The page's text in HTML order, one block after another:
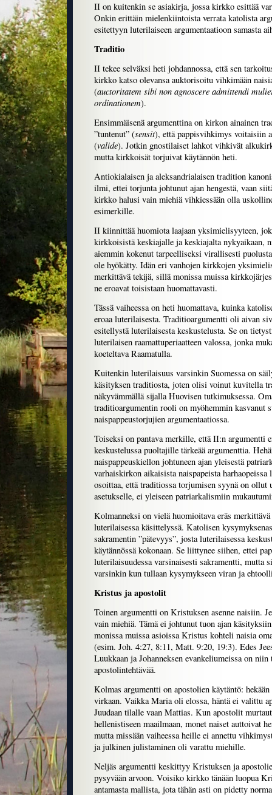
II on kuitenkin se asiakirja, jossa kirkko esittää
Onkin erittäin mielenkiintoista verrata katolista
esitettyyn luterilaiseen argumentaatioon samasta
Traditio
II tekee selväksi heti johdannossa, että sen
kirkko katso olevansa auktorisoitu vihkimään
(auctoritatem sibi non agnoscere admittendi
ordinationem).
Ensimmäisenä argumenttina on kirkon ainainen
”tuntenut” (sensit), että pappisvihkimys voitaisiin
(valide). Jotkin gnostilaiset lahkot vihkivät
mutta kirkkoisät torjuivat käytännön heti.
Antiokialaisen ja aleksandrialaisen tradition
ilmi, ettei torjunta johtunut ajan hengestä, vaan
kirkko halusi vain miehiä vihkiessään olla
esimerkille.
II kiinnittää huomiota laajaan yksimielisyyteen,
kirkkoisistä keskiajalle ja keskiajalta nykyaikaan,
aiemmin kokenut tarpeelliseksi virallisesti
ole hyökätty. Idän eri vanhojen kirkkojen
merkittävä tekijä, sillä monissa muissa
ne eroavat toisistaan huomattavasti.
Tässä vaiheessa on heti huomattava, kuinka
eroaa luterilaisesta. Traditioargumentti oli aivan
esitellystä luterilaisesta keskustelusta. Se on
luterilaisen raamattuperiaatteen valossa, jonka
koeteltava Raamatulla.
Kuitenkin luterilaisuus varsinkin Suomessa on
käsityksen traditiosta, joten olisi voinut kuvitella
näkyvämmällä sijalla Huovisen tutkimuksessa.
traditioargumentin rooli on myöhemmin kasvanut
naispappeustorjujien argumentaatiossa.
Toiseksi on pantava merkille, että II:n argumentti
keskustelussa puoltajille tärkeää argumenttia.
naispappeuskiellon johtuneen ajan yleisestä
varhaiskirkon aikaisista naispapeista
osoittaa, että traditiossa torjumisen syynä on
asetukselle, ei yleiseen patriarkalismiin
Kolmanneksi on vielä huomioitava eräs
luterilaisessa käsittelyssä. Katolisen
sakramentin ”pätevyys”, josta luterilaisessa
käytännössä kokonaan. Se liittynee siihen, ettei
luterilaisuudessa varsinaisesti sakramentti, mutta
varsinkin kun tullaan kysymykseen viran ja
Kristus ja apostolit
Toinen argumentti on Kristuksen asenne naisiin.
vain miehiä. Tämä ei johtunut tuon ajan
monissa muissa asioissa Kristus kohteli naisia
(esim. Joh. 4:27, 8:11, Matt. 9:20, 19:3). Edes
Luukkaan ja Johanneksen evankeliumeissa on niin
apostolintehtävää.
Kolmas argumentti on apostolien käytäntö:
virkaan. Vaikka Maria oli elossa, häntä ei valittu
Juudaan tilalle vaan Mattias. Kun apostolit
hellenistiseen maailmaan, monet naiset auttoivat
mutta missään vaiheessa heille ei annettu
ja julkinen julistaminen oli varattu miehille.
Neljäs argumentti keskittyy Kristuksen ja
pysyvään arvoon. Voisiko kirkko tänään luopua
antamasta mallista, jota tähän asti on pidetty